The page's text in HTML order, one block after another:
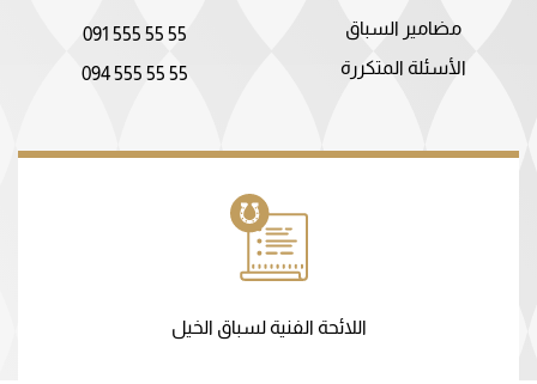
مضامير السباق
الأسئلة المتكررة
091 555 55 55
094 555 55 55
اللائحة الفنية لسباق الخيل